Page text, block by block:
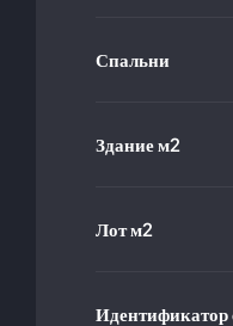
Спальни
Здание м2
Лот м2
Идентификатор